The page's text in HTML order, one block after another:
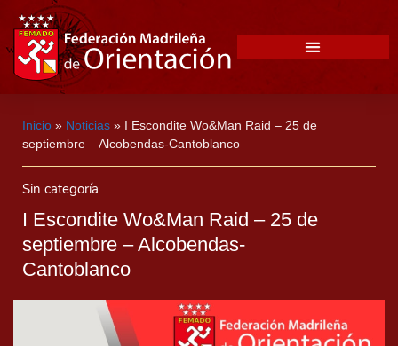
Inicio » Noticias » I Escondite Wo&Man Raid – 25 de
septiembre – Alcobendas-Cantoblanco
Sin categoría
I Escondite Wo&Man Raid – 25 de
septiembre – Alcobendas-
Cantoblanco